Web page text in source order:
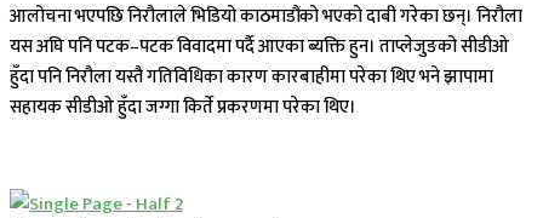
आलोचना भएपछि निरौलाले भिडियो काठमाडौंको भएको दाबी गरेका छन्। निरौला
यस अघि पनि पटक–पटक विवादमा पर्दै आएका ब्यक्ति हुन। ताप्लेजुङको सीडीओ
हुँदा पनि निरौला यस्तै गतिविधिका कारण कारबाहीमा परेका थिए भने झापामा
सहायक सीडीओ हुँदा जग्गा किर्ते प्रकरणमा परेका थिए।